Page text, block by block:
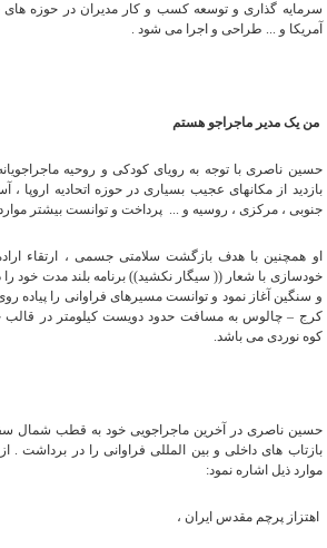
سرمایه گذاری و توسعه کسب و کار مدیران در حوزه های
آمریکا و ... طراحی و اجرا می شود .
من یک مدیر ماجراجو هستم
حسین ناصری با توجه به رویای کودکی و روحیه
بازدید از مکانهای عجیب بسیاری در حوزه اتحادیه اروپا
جنوبی ، مرکزی ، روسیه و ... پرداخت و توانست بیشتر موارد
او همچنین با هدف بازگشت سلامتی جسمی ، ارتقاء
خودسازی با شعار (( سیگار نکشید)) برنامه بلند مدت خود
و سنگین آغاز نمود و توانست مسیرهای فراوانی را پیاده
کرج – چالوس به مسافت حدود دویست کیلومتر در قالب
کوه نوردی می باشد.
حسین ناصری در آخرین ماجراجویی خود به قطب شمال
بازتاب های داخلی و بین المللی فراوانی را در برداشت .
موارد ذیل اشاره نمود:
اهتزاز پرچم مقدس ایران ،